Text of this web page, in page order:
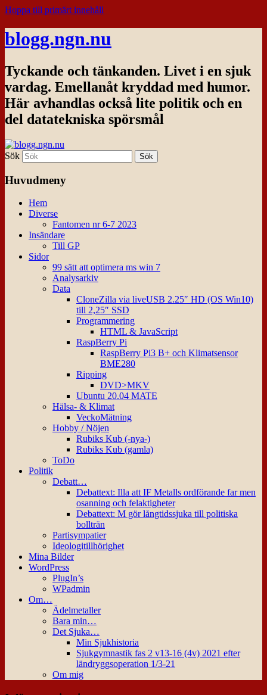
Hoppa till primärt innehåll
blogg.ngn.nu
Tyckande och tänkanden. Livet i en sjuk
vardag. Emellanåt kryddad med humor.
Här avhandlas också lite politik och en
del datatekniska spörsmål
Sök
Huvudmeny
Hem
Diverse
Fantomen nr 6-7 2023
Insändare
Till GP
Sidor
99 sätt att optimera ms win 7
Analysarkiv
Data
CloneZilla via liveUSB 2.25″ HD (OS Win10)
till 2,25″ SSD
Programmering
HTML & JavaScript
RaspBerry Pi
RaspBerry Pi3 B+ och Klimatsensor
BME280
Ripping
DVD>MKV
Ubuntu 20.04 MATE
Hälsa- & Klimat
VeckoMätning
Hobby / Nöjen
Rubiks Kub (-nya-)
Rubiks Kub (gamla)
ToDo
Politik
Debatt…
Debattext: Illa att IF Metalls ordförande far men
osanning och felaktigheter
Debattext: M gör långtidssjuka till politiska
bollträn
Partisympatier
Ideologitillhörighet
Mina Bilder
WordPress
PlugIn’s
WPadmin
Om…
Ädelmetaller
Bara min…
Det Sjuka…
Min Sjukhistoria
Sjukgymnastik fas 2 v13-16 (4v) 2021 efter
ländryggsoperation 1/3-21
Om mig